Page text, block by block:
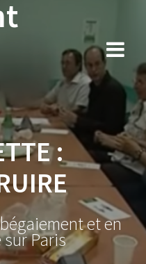
:
et en
Paris